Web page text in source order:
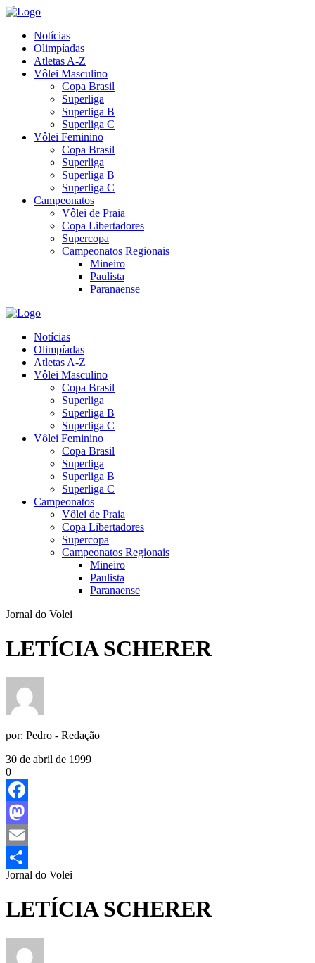
Notícias
Olimpíadas
Atletas A-Z
Vôlei Masculino
Copa Brasil
Superliga
Superliga B
Superliga C
Vôlei Feminino
Copa Brasil
Superliga
Superliga B
Superliga C
Campeonatos
Vôlei de Praia
Copa Libertadores
Supercopa
Campeonatos Regionais
Mineiro
Paulista
Paranaense
Notícias
Olimpíadas
Atletas A-Z
Vôlei Masculino
Copa Brasil
Superliga
Superliga B
Superliga C
Vôlei Feminino
Copa Brasil
Superliga
Superliga B
Superliga C
Campeonatos
Vôlei de Praia
Copa Libertadores
Supercopa
Campeonatos Regionais
Mineiro
Paulista
Paranaense
Jornal do Volei
LETÍCIA SCHERER
por: Pedro - Redação
30 de abril de 1999
0
Facebook
Mastodon
Email
Share
Jornal do Volei
LETÍCIA SCHERER